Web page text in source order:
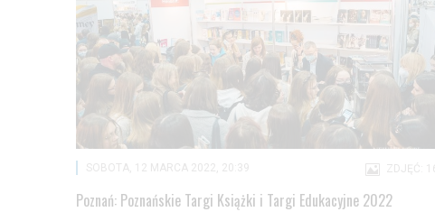
ZDJĘĆ: 16
SOBOTA, 12 MARCA 2022, 20:39
Poznań: Poznańskie Targi Książki i Targi Edukacyjne 2022